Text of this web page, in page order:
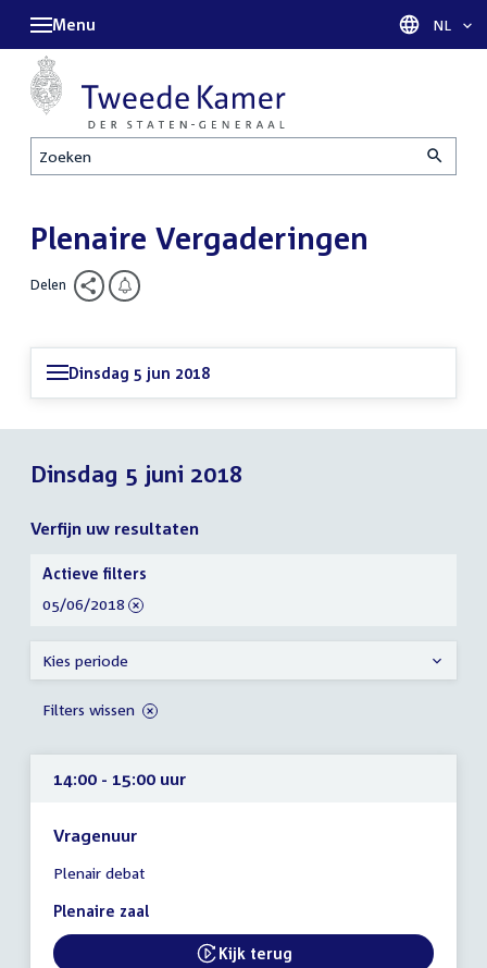
Zoeken
Menu Taal
NL
Plenaire Vergaderingen
Delen
Dinsdag 5 jun 2018
Dinsdag 5 juni 2018
Verfijn uw resultaten
14:00 - 15:00 uur
Vragenuur
vergadering
14:00
15:00
Plenair debat
Plenaire zaal
External link:
Kijk terug
Verfijn
uw
resultaten
Actieve filters
verwijder
05/06/2018
Kies periode
Filters wissen